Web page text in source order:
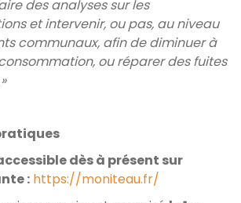
des analyses sur les
et intervenir, ou pas, au niveau
communaux, afin de diminuer à
ou réparer des fuites
dès à présent sur
: https://moniteau.fr/